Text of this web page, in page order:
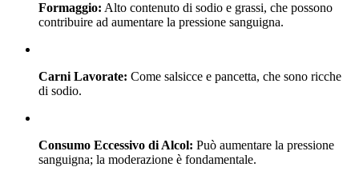
Formaggio: Alto contenuto di sodio e grassi, che possono
contribuire ad aumentare la pressione sanguigna.
Carni Lavorate: Come salsicce e pancetta, che sono ricche
di sodio.
Consumo Eccessivo di Alcol: Può aumentare la pressione
sanguigna; la moderazione è fondamentale.